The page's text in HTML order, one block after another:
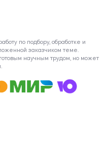
по подбору, обработке и
заказчиком теме.
научным трудом, но может